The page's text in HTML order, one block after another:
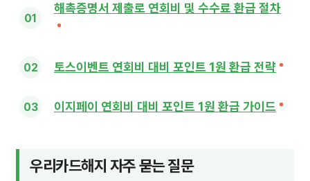
해촉증명서 제출로 연회비 및 수수료 환급 절차
토스이벤트 연회비 대비 포인트 1원 환급 전략
이지페이 연회비 대비 포인트 1원 환급 가이드
우리카드해지 자주 묻는 질문